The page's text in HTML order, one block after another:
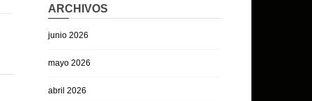
ARCHIVOS
junio 2026
mayo 2026
abril 2026